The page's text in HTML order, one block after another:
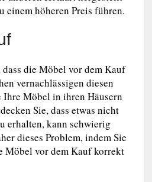
einem höheren Preis führen.
die Möbel vor dem Kauf
vernachlässigen diesen
Ihre Möbel in ihren Häusern
Sie, dass etwas nicht
erhalten, kann schwierig
dieses Problem, indem Sie
Möbel vor dem Kauf korrekt